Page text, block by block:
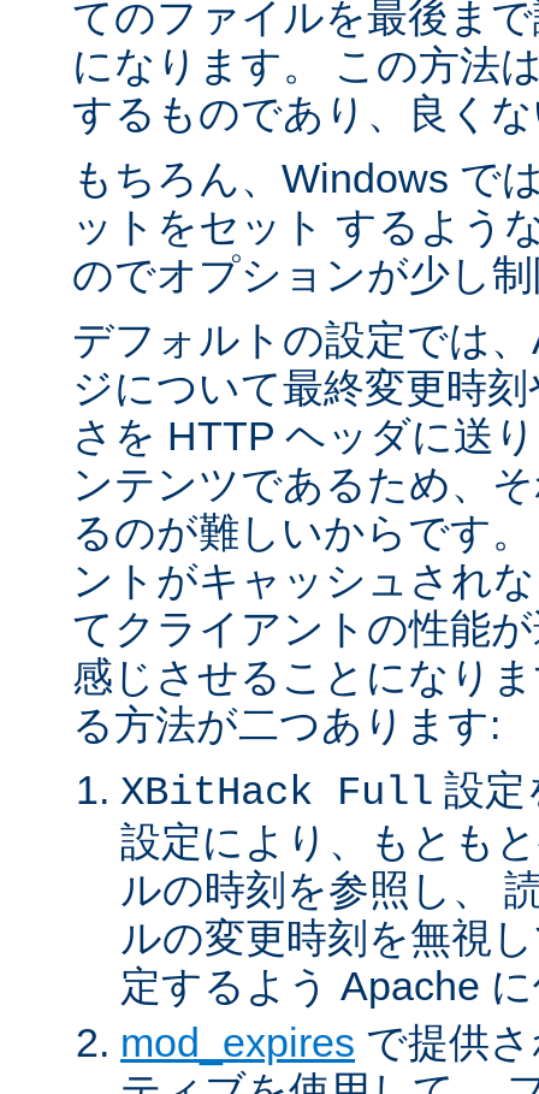
てのファイルを最後ま
になります。 この方法
するものであり、良く
もちろん、Windows で
ットをセット するよう
のでオプションが少し
デフォルトの設定では
ジについて最終変更時
さを HTTP ヘッダに送
ンテンツであるため、
るのが難しいからです
ントがキャッシュされ
てクライアントの性能
感じさせることになり
る方法が二つあります:
XBitHack Full 設定
設定により、もとも
ルの時刻を参照し、
ルの変更時刻を無視
定するよう Apache
mod_expires で提供